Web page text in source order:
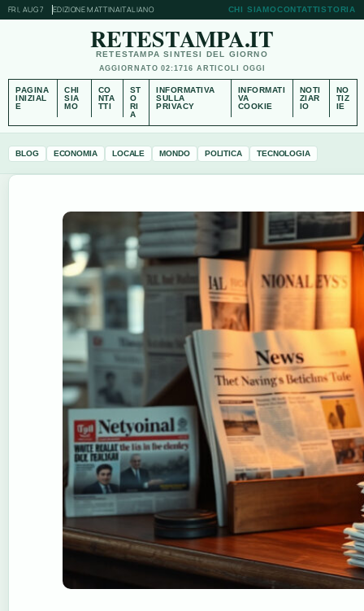
FRI, AUG 7 EDIZIONE MATTINAITALIANO CHI SIAMOCONTATTISTORIA
RETESTAMPA.IT
RETESTAMPA SINTESI DEL GIORNO
AGGIORNATO 02:1716 ARTICOLI OGGI
PAGINA
INIZIAL
E
CHI
SIA
MO
CO
NTA
TTI
ST
O
RI
A
INFORMATIVA
SULLA
PRIVACY
INFORMATI
VA
COOKIE
NOTI
ZIAR
IO
NO
TIZ
IE
BLOG ECONOMIA LOCALE MONDO POLITICA TECNOLOGIA